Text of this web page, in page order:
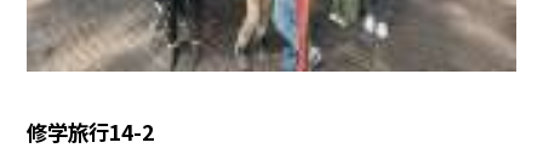
修学旅行14-2